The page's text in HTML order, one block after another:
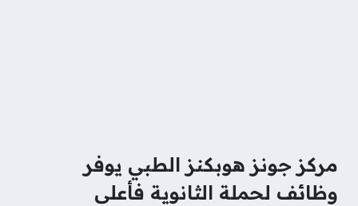
مركز جونز هوبكنز الطبي يوفر
وظائف لحملة الثانوية فأعلى